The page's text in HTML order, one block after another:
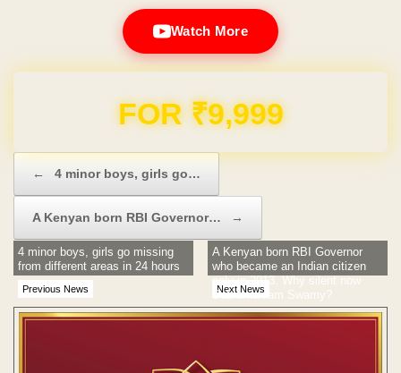
Watch More
FOR ₹9,999
← 4 minor boys, girls go…
A Kenyan born RBI Governor… →
Previous News
4 minor boys, girls go missing
from different areas in 24 hours
Next News
A Kenyan born RBI Governor
who became an Indian citizen
only in 2013. Why silent now
Subramaniam Swamy?